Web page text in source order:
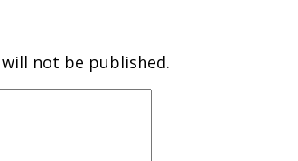
not be published.